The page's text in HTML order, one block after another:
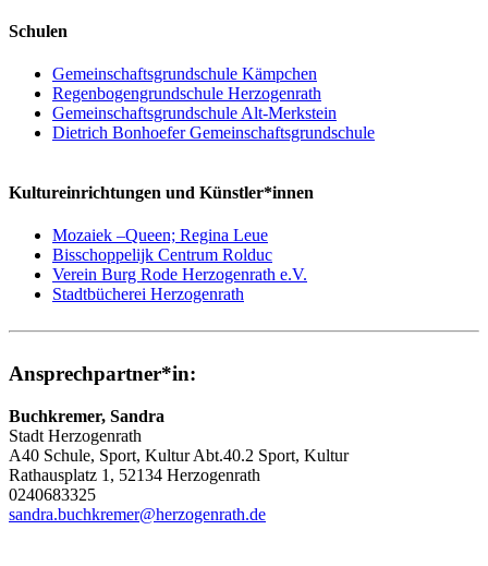
Schulen
Gemeinschaftsgrundschule Kämpchen
Regenbogengrundschule Herzogenrath
Gemeinschaftsgrundschule Alt-Merkstein
Dietrich Bonhoefer Gemeinschaftsgrundschule
Kultureinrichtungen und Künstler*innen
Mozaiek –Queen; Regina Leue
Bisschoppelijk Centrum Rolduc
Verein Burg Rode Herzogenrath e.V.
Stadtbücherei Herzogenrath
Ansprechpartner*in:
Buchkremer, Sandra
Stadt Herzogenrath
A40 Schule, Sport, Kultur Abt.40.2 Sport, Kultur
Rathausplatz 1, 52134 Herzogenrath
0240683325
sandra.buchkremer@herzogenrath.de